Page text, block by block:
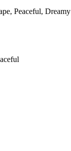
Peaceful, Dreamy